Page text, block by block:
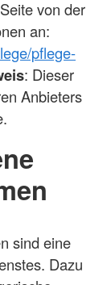
von der
an:
pflege-
: Dieser
Anbieters
sind eine
Dazu